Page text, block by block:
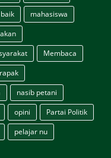
mahasiswa
Membaca
nasib petani
opini
Partai Politik
pelajar nu